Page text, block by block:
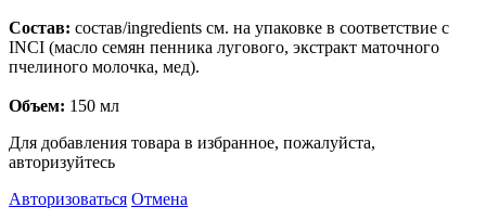
Состав: состав/ingredients см. на упаковке в соответствие с
INCI (масло семян пенника лугового, экстракт маточного
пчелиного молочка, мед).
Объем: 150 мл
Для добавления товара в избранное, пожалуйста,
авторизуйтесь
Авторизоваться Отмена